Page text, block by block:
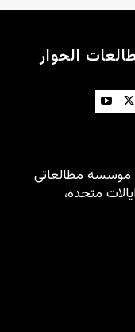
الحوار
موسسه مطالعاتی
متحده،